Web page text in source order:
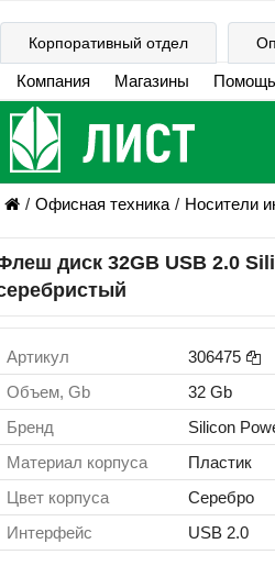
Корпоративный отдел
Компания Магазины Помощь
Офисная техника Носители
диск 32GB USB 2.0
Артикул
306475
Объем, Gb
32 Gb
Бренд
Silicon
Материал корпуса
Пластик
Цвет корпуса
Серебро
Интерфейс
USB 2.0